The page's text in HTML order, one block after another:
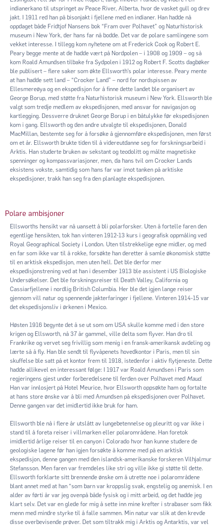
indianerkano til utspringet av Peace River, Alberta, hvor de vasket gull og drev
jakt. I 1911 red han på bisonjakt i fjellene med en indianer. Han hadde nå
oppdaget både Fridtjof Nansens bok “Fram over Polhavet” og Naturhistorisk
museum i New York, der hans far nå bodde. Det var de polare samlingene som
vekket interesse. I tillegg kom nyhetene om at Frederick Cook og Robert E.
Peary begge mente at de hadde vært på Nordpolen – i 1908 og 1909 – og så
kom Roald Amundsen tilbake fra Sydpolen i 1912 og Robert F. Scotts dagbøker
ble publisert – flere saker som økte Ellsworth’s polar interesse. Peary mente
at han hadde sett land – “Crocker Land” – nord for nordspissen av
Ellesmereøya og en ekspedisjon for å finne dette landet ble organisert av
George Borup, med støtte fra Naturhistorisk museum i New York. Ellsworth ble
valgt som tredje medlem av ekspedisjonen, med ansvar for navigasjon og
kartlegging. Dessverre druknet George Borup i en båtulykke før ekspedisjonen
kom i gang. Ellsworth og den andre utvalgte til ekspedisjonen, Donald
MacMillan, bestemte seg for å forsøke å gjennomføre ekspedisjonen, men først
om et år. Ellsworth brukte tiden til å videreutdanne seg for forskningsarbeid i
Arktis. Han studerte bruken av sekstant og teodolitt og målte magnetiske
spenninger og kompassvariasjoner, men, da hans tvil om Crocker Lands
eksistens vokste, samtidig som hans far var imot tanken på arktiske
ekspedisjoner, trakk han seg fra den planlagte ekspedisjonen.
Polare ambisjoner
Ellsworths hensikt var nå uansett å bli polarforsker. Uten å fortelle faren den
egentlige hensikten, tok han vinteren 1912-13 kurs i geografisk oppmåling ved
Royal Geographical Society i London. Uten tilstrekkelige egne midler, og med
en far som ikke var til å rokke, forsøkte han deretter å samle økonomisk støtte
til en arktisk ekspedisjon, men uten hell. Det ble derfor mer
ekspedisjonstrening ved at han i desember 1913 ble assistent i US Biologiske
Undersøkelser. Det ble forskningsreiser til Death Valley, California og
Cassiarfjellene i nordlig British Columbia. Her ble det igjen lange reiser
gjennom vill natur og spennende jakterfaringer i fjellene. Vinteren 1914-15 var
det ekspedisjonsliv i ørkenen i Mexico.
Høsten 1916 begynte det å se ut som om USA skulle komme med i den store
krigen og Ellsworth, nå 37 år gammel, ville delta som flyver. Han dro til
Frankrike og vervet seg frivillig som menig i en fransk-amerikansk avdeling og
lærte så å fly. Han ble sendt til flyvåpenets hovedkontor i Paris, men til sin
skuffelse ble satt på et kontor frem til 1918, istedenfor i aktiv flytjeneste. Dette
hadde allikevel en interessant følge: I 1917 var Roald Amundsen i Paris som
regjeringens gjest under forberedelsene til ferden over Polhavet med Maud.
Han var innlosjert på Hotel Meurice, hvor Ellsworth oppsøkte ham og fortalte
at hans store ønske var å bli med Amundsen på ekspedisjonen over Polhavet.
Denne gangen var det imidlertid ikke bruk for ham.
Ellsworth ble nå i flere år utslått av lungebetennelse og pleuritt og var ikke i
stand til å foreta reiser i villmarken eller polarområdene. Han foretok
imidlertid årlige reiser til en canyon i Colorado hvor han kunne studere de
geologiske lagene før han igjen forsøkte å komme med på en arktisk
ekspedisjon, denne gangen med den islandsk-amerikanske forskeren Vilhjalmur
Stefansson. Men faren var fremdeles like stri og ville ikke gi støtte til dette.
Ellsworth forklarte sitt brennende ønske om å utrette noe i polarområdene
blant annet med at han “som barn var kroppslig svak, engstelig og anemisk. I en
alder av førti år var jeg ovenpå både fysisk og i mitt arbeid, og det hadde jeg
klart selv. Det var en glede for mig å sette inn mine krefter i strabaser som fikk
menn med mindre styrke til å falle sammen. Min natur var slik at den krevde
disse overbevisende prøver. Det som tiltrakk mig i Arktis og Antarktis, var vel